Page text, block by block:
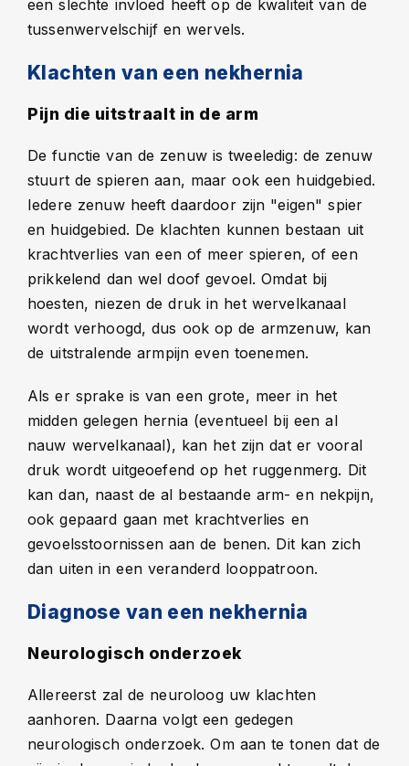
een slechte invloed heeft op de kwaliteit van de
tussenwervelschijf en wervels.
Klachten van een nekhernia
Pijn die uitstraalt in de arm
De functie van de zenuw is tweeledig: de zenuw
stuurt de spieren aan, maar ook een huidgebied.
Iedere zenuw heeft daardoor zijn "eigen" spier
en huidgebied. De klachten kunnen bestaan uit
krachtverlies van een of meer spieren, of een
prikkelend dan wel doof gevoel. Omdat bij
hoesten, niezen de druk in het wervelkanaal
wordt verhoogd, dus ook op de armzenuw, kan
de uitstralende armpijn even toenemen.
Als er sprake is van een grote, meer in het
midden gelegen hernia (eventueel bij een al
nauw wervelkanaal), kan het zijn dat er vooral
druk wordt uitgeoefend op het ruggenmerg. Dit
kan dan, naast de al bestaande arm- en nekpijn,
ook gepaard gaan met krachtverlies en
gevoelsstoornissen aan de benen. Dit kan zich
dan uiten in een veranderd looppatroon.
Diagnose van een nekhernia
Neurologisch onderzoek
Allereerst zal de neuroloog uw klachten
aanhoren. Daarna volgt een gedegen
neurologisch onderzoek. Om aan te tonen dat de